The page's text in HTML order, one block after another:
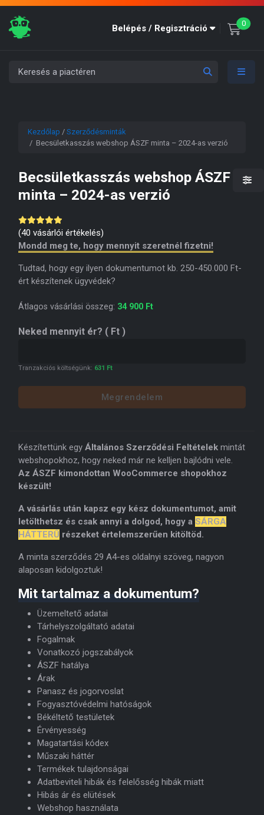
Belépés / Regisztráció 0
Kezdőlap / Szerződésminták
/ Becsületkasszás webshop ÁSZF minta – 2024-as verzió
Becsületkasszás webshop ÁSZF
minta – 2024-as verzió
(40 vásárlói értékelés)
Mondd meg te, hogy mennyit szeretnél fizetni!
Tudtad, hogy egy ilyen dokumentumot kb. 250-450.000 Ft-
ért készítenek ügyvédek?
Átlagos vásárlási összeg: 34 900 Ft
Neked mennyit ér? ( Ft )
Tranzakciós költségünk: 631 Ft
Megrendelem
Készítettünk egy Általános Szerződési Feltételek mintát
webshopokhoz, hogy neked már ne kelljen bajlódni vele.
Az ÁSZF kimondottan WooCommerce shopokhoz
készült!
A vásárlás után kapsz egy kész dokumentumot, amit
letölthetsz és csak annyi a dolgod, hogy a SÁRGA
HÁTTERŰ részeket értelemszerűen kitöltöd.
A minta szerződés 29 A4-es oldalnyi szöveg, nagyon
alaposan kidolgoztuk!
Mit tartalmaz a dokumentum?
Üzemeltető adatai
Tárhelyszolgáltató adatai
Fogalmak
Vonatkozó jogszabályok
ÁSZF hatálya
Árak
Panasz és jogorvoslat
Fogyasztóvédelmi hatóságok
Békéltető testületek
Érvényesség
Magatartási kódex
Műszaki háttér
Termékek tulajdonságai
Adatbeviteli hibák és felelősség hibák miatt
Hibás ár és elütések
Webshop használata